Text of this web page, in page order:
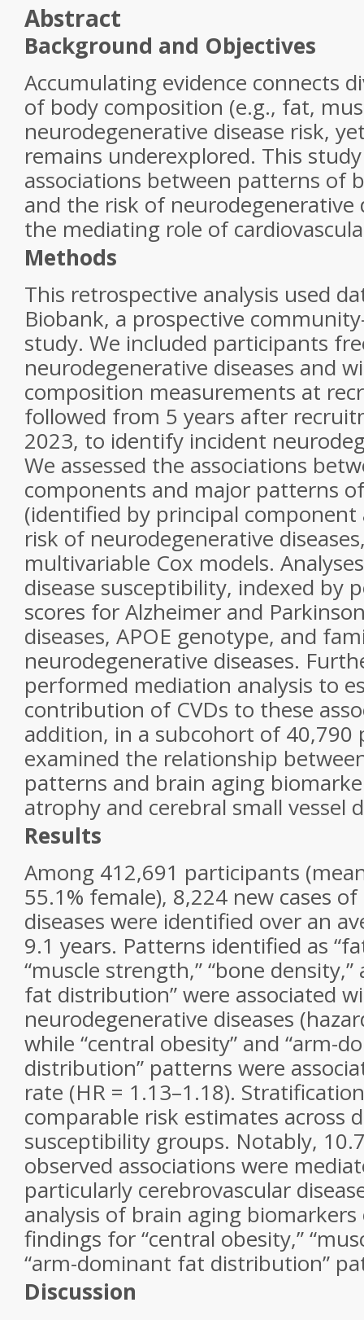
Abstract
Background and Objectives
Accumulating evidence connects
of body composition (e.g., fat,
neurodegenerative disease risk,
remains underexplored. This
associations between patterns of
and the risk of neurodegenerative
the mediating role of
Methods
This retrospective analysis used
Biobank, a prospective
study. We included participants
neurodegenerative diseases and
composition measurements at
followed from 5 years after
2023, to identify incident
We assessed the associations
components and major patterns
(identified by principal component
risk of neurodegenerative
multivariable Cox models.
disease susceptibility, indexed by
scores for Alzheimer and
diseases, APOE genotype, and
neurodegenerative diseases.
performed mediation analysis to
contribution of CVDs to these
addition, in a subcohort of 40,790
examined the relationship
patterns and brain aging
atrophy and cerebral small vessel
Results
Among 412,691 participants
55.1% female), 8,224 new cases
diseases were identified over an
9.1 years. Patterns identified as
“muscle strength,” “bone
fat distribution” were associated
neurodegenerative diseases
while “central obesity” and “arm-
distribution” patterns were
rate (HR = 1.13–1.18).
comparable risk estimates across
susceptibility groups. Notably,
observed associations were
particularly cerebrovascular
analysis of brain aging
findings for “central obesity,”
“arm-dominant fat distribution”
Discussion